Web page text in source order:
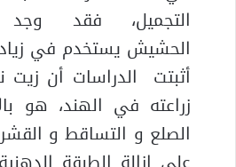
التجميل، فقد
الحشيش يستخدم في
أثبتت الدراسات أن زيت
زراعته في الهند، هو
الصلع و التساقط و